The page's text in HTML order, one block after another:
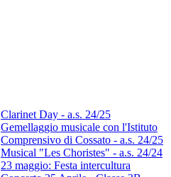
Clarinet Day - a.s. 24/25
Gemellaggio musicale con l'Istituto
Comprensivo di Cossato - a.s. 24/25
Musical "Les Choristes" - a.s. 24/24
23 maggio: Festa intercultura